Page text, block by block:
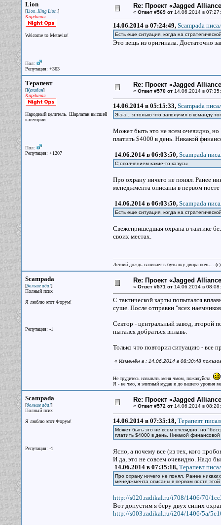
Lion
[Lion. King Lion.]
Кардинал
Welcome to Metavira!
Пол:
Репутация: +363
Re: Проект «Jagged
« Ответ #569 от14.06.2014 в
14.06.2014 в 07:24:49, Scampada
Есть еще ситуация, когда на
Это вещь из оригинала. Достаточно
Терапевт
[Кулибин]
Кардинал
Народный целитель. Шарлатан высшей
категории.
Пол:
Репутация: +1207
Re: Проект «Jagged
« Ответ #570 от14.06.2014 в
14.06.2014 в 05:15:33, Scampada
Э-э-э... я только что заполучил в команду
Может быть это не всем очевидно, но
платить $4000 в день. Никакой
14.06.2014 в 06:03:50, Scampada
С ополчением какие-то казусы
Про охрану ничего не понял. Ранее
менеджмента описаны в первом
14.06.2014 в 06:03:50, Scampada
Есть еще ситуация, когда на
Свежепришедшая охрана в тактике
своих местах.
Летний дождь наливает в бутылку двора ночь...
Scampada
[больше ада!]
Полный псих
Я люблю этот Форум!
Репутация: -1
Re: Проект «Jagged
« Ответ #571 от14.06.2014 в
С тактической карты попытался
суше. После отправки "всех
Сектор - центральный завод, второй
пытался добраться вплавь.
Только что повторил ситуацию - все
« Изменён в : 14.06.2014 в 08:30:48
Не трудитесь называть меня чмом, пожалуйста.
Я - не чмо, я элитный мудак и до вашего уровня
Scampada
[больше ада!]
Полный псих
Я люблю этот Форум!
Репутация: -1
Re: Проект «Jagged
« Ответ #572 от14.06.2014 в
14.06.2014 в 07:35:18, Терапевт
Может быть это не всем очевидно, но
платить $4000 в день. Никакой
Ясно, а почему все (из тех, кого
И да, это не совсем очевидно. Надо
14.06.2014 в 07:35:18, Терапевт
Про охрану ничего не понял. Ранее
менеджмента описаны в первом посте
http://s020.radikal.ru/i708/1406/70/
Вот допустим я беру двух синих
http://s003.radikal.ru/i204/1406/5a/